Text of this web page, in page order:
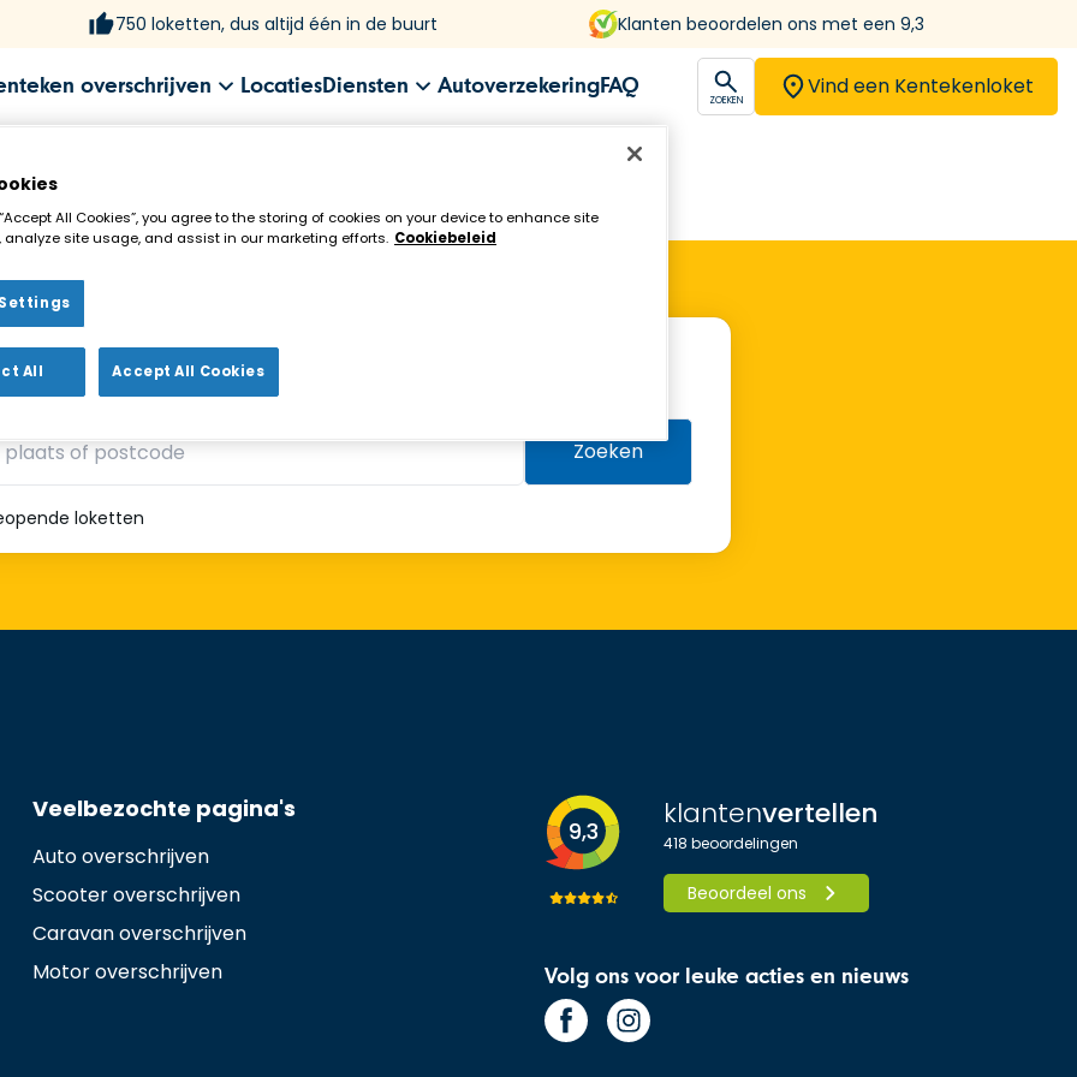
750 loketten, dus altijd één in de buurt Klanten beoordelen ons met een 9,3
overschrijven LocatiesDiensten AutoverzekeringFAQ open
ZOEKEN
Vind een Kentekenloket
in de buurt!
Zoeken
loketten
Veelbezochte pagina's
Auto overschrijven
Scooter overschrijven
Caravan overschrijven
Motor overschrijven
9,3 klantenvertellen
418 beoordelingen
Beoordeel ons
Volg ons voor leuke acties en nieuws
All Cookies”, you agree to the storing of cookies on your device to enhance site
site usage, and assist in our marketing efforts. Cookiebeleid
All Accept All Cookies